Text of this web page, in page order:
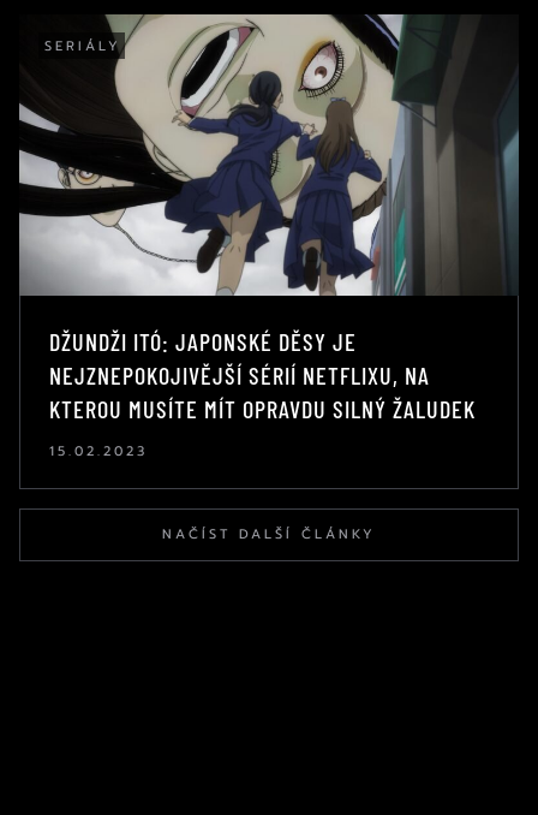
SERIÁLY
DŽUNDŽI ITÓ: JAPONSKÉ DĚSY JE
NEJZNEPOKOJIVĚJŠÍ SÉRIÍ NETFLIXU, NA
KTEROU MUSÍTE MÍT OPRAVDU SILNÝ ŽALUDEK
15.02.2023
NAČÍST DALŠÍ ČLÁNKY